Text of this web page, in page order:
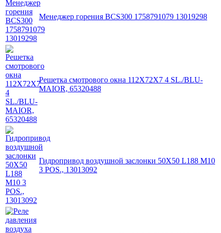
Менеджер горения BCS300 1758791079 13019298
Решетка смотрового окна 112X72X7 4 SL./BLU-
MAIOR, 65320488
Гидропривод воздушной заслонки 50X50 L188 M10
3 POS., 13013092